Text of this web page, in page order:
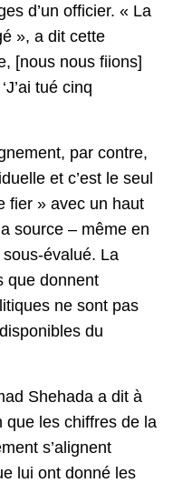
d’un officier. « La
», a dit cette
[nous nous fiions]
tué cinq
par contre,
et c’est le seul
fier » avec un haut
source – même en
évalué. La
que donnent
ne sont pas
du
Shehada a dit à
que les chiffres de la
s’alignent
lui ont donné les